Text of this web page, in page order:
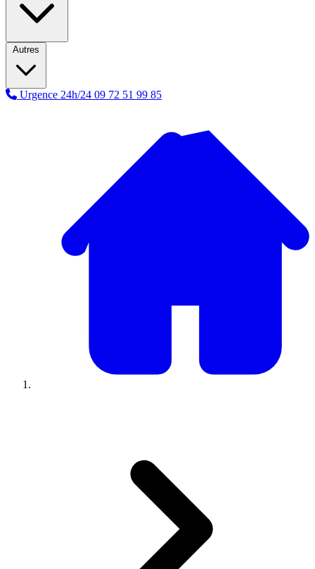
Autres
Urgence 24h/24 09 72 51 99 85